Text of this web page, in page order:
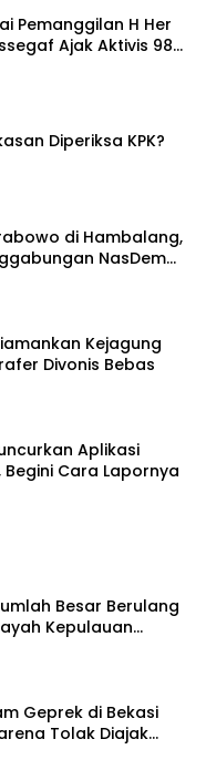
Pemanggilan H Her
Ajak Aktivis 98
Diperiksa KPK?
di Hambalang,
NasDem
Kejagung
Divonis Bebas
Aplikasi
Begini Cara Lapornya
Besar Berulang
Kepulauan
Geprek di Bekasi
Tolak Diajak